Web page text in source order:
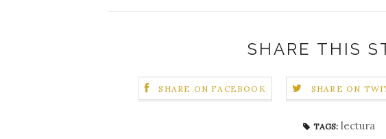
SHARE THIS
SHARE ON FACEBOOK SHARE ON
TAGS: lectura